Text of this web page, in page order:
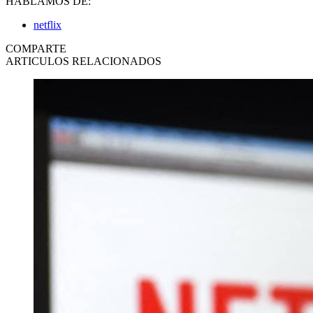
netflix
COMPARTE
ARTICULOS RELACIONADOS